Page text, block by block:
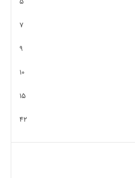
۷
۹
۱۰
۱۵
۴۲